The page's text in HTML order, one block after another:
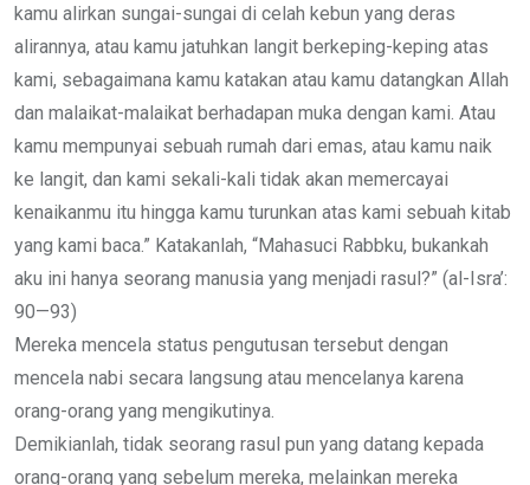
kamu alirkan sungai-sungai di celah kebun yang deras
alirannya, atau kamu jatuhkan langit berkeping-keping atas
kami, sebagaimana kamu katakan atau kamu datangkan Allah
dan malaikat-malaikat berhadapan muka dengan kami. Atau
kamu mempunyai sebuah rumah dari emas, atau kamu naik
ke langit, dan kami sekali-kali tidak akan memercayai
kenaikanmu itu hingga kamu turunkan atas kami sebuah kitab
yang kami baca.” Katakanlah, “Mahasuci Rabbku, bukankah
aku ini hanya seorang manusia yang menjadi rasul?” (al-Isra’:
90—93)
Mereka mencela status pengutusan tersebut dengan
mencela nabi secara langsung atau mencelanya karena
orang-orang yang mengikutinya.
Demikianlah, tidak seorang rasul pun yang datang kepada
orang-orang yang sebelum mereka, melainkan mereka